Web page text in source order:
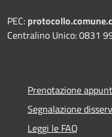
PEC:
Centralino Unico: 0831
Prenotazione
Segnalazione
Leggi le FAQ